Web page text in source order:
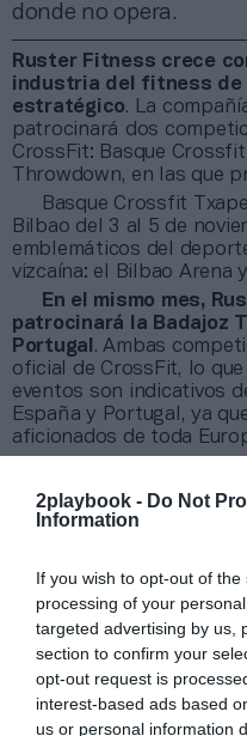
2playbook - Do Not
Information
If you wish to opt-out of
processing of your
targeted advertising by us,
section to confirm your
opt-out request is
interest-based ads based
us or personal information
donde no opera.
Ruster Fitness crece
industria del fitness de
estratégico. La
patrocinará dos
CrossFit: Basque
Throwdown, en las que
Basque Crossfit
Bilbao del 3 al 5 de
emblemáticos del
vizcaína: el Bilbao Arena
En el mismo mes,
patrocinará la Badajoz
Portugal . Ambas
oficial de CrossFit, lo
eventos son indicativos
España y Portugal, ya
aficionados de toda
expansión a nivel
fuerte enfoque en la
Añadir 2Playbook
de forma gratuita
Mantente informado con